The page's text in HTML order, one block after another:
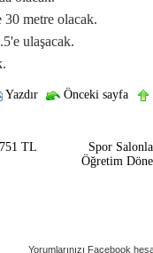
30 metre olacak.
ulaşacak.
Yazdır Önceki sayfa
TL
Spor
Öğretim
Yorumlarınızı Facebook